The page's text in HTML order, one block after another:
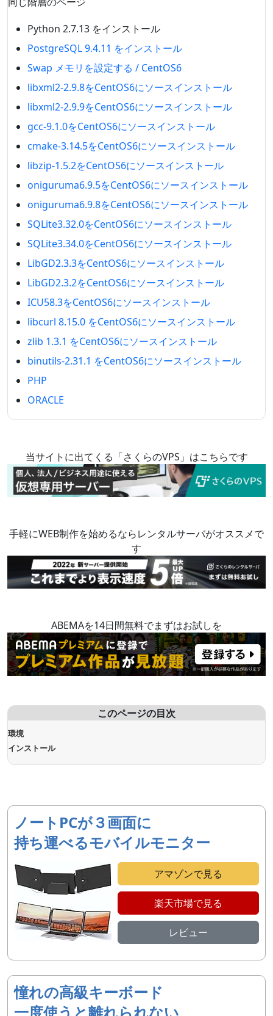
Python 2.7.13 をインストール
PostgreSQL 9.4.11 をインストール
Swap メモリを設定する / CentOS6
libxml2-2.9.8をCentOS6にソースインストール
libxml2-2.9.9をCentOS6にソースインストール
gcc-9.1.0をCentOS6にソースインストール
cmake-3.14.5をCentOS6にソースインストール
libzip-1.5.2をCentOS6にソースインストール
oniguruma6.9.5をCentOS6にソースインストール
oniguruma6.9.8をCentOS6にソースインストール
SQLite3.32.0をCentOS6にソースインストール
SQLite3.34.0をCentOS6にソースインストール
LibGD2.3.3をCentOS6にソースインストール
LibGD2.3.2をCentOS6にソースインストール
ICU58.3をCentOS6にソースインストール
libcurl 8.15.0 をCentOS6にソースインストール
zlib 1.3.1 をCentOS6にソースインストール
binutils-2.31.1 をCentOS6にソースインストール
PHP
ORACLE
当サイトに出てくる「さくらのVPS」はこちらです
手軽にWEB制作を始めるならレンタルサーバがオススメで
す
ABEMAを14日間無料でまずはお試しを
このページの目次
環境
インストール
ノートPCが３画面に
持ち運べるモバイルモニター
アマゾンで見る
楽天市場で見る
レビュー
憧れの高級キーボード